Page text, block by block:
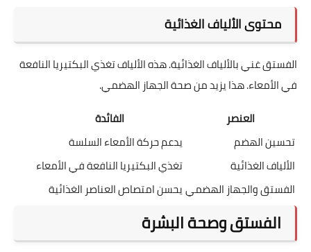
محتوى الألياف الغذائية
الفستق غني بالألياف الغذائية. هذه الألياف تغذي البكتيريا النافعة
في الأمعاء. هذا يزيد من صحة الجهاز الهضمي.
العنصر
الفائدة
تحسين الهضم
يدعم حركة الأمعاء السلسة
الألياف الغذائية
تغذي البكتيريا النافعة في الأمعاء
الفستق والجهاز الهضمييحسن امتصاص العناصر الغذائية
الفستق وصحة البشرة